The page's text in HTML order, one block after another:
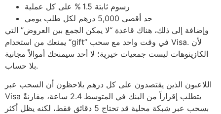
رسوم ثابتة 1.5 % على كل عملية
حد أقصى 5,000 درهم لكل طلب يومي
وإضافة إلى ذلك، هناك قاعدة “لا يمكن الجمع بين العروض” التي
يمنعك من استخدام “gift” في وقت واحد مع سحب Visa. لأن
الكازينوهات ليست جمعيات خيرية؛ لا أحد سيمنحك أموالاً مجانية
بلا حساب.
اللاعبون الذين يقتصدون على كل درهم يلاحظون أن السحب عبر
Visa يتطلب إقراراً من البنك في المتوسط 2.4 ساعة، مقارنةً
بسحب عبر شبكة محلية قد تحتاج 5 دقائق فقط، لكنه يظل أكثر